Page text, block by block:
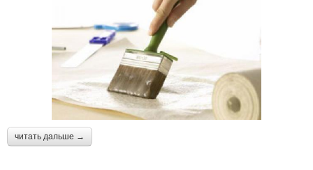
читать дальше →